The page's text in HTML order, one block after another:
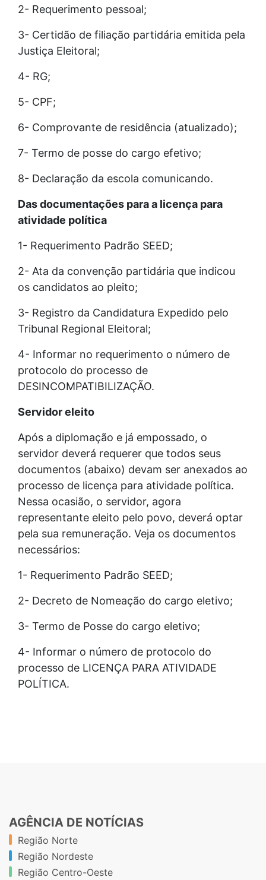
2- Requerimento pessoal;
3- Certidão de filiação partidária emitida pela
Justiça Eleitoral;
4- RG;
5- CPF;
6- Comprovante de residência (atualizado);
7- Termo de posse do cargo efetivo;
8- Declaração da escola comunicando.
Das documentações para a licença para
atividade política
1- Requerimento Padrão SEED;
2- Ata da convenção partidária que indicou
os candidatos ao pleito;
3- Registro da Candidatura Expedido pelo
Tribunal Regional Eleitoral;
4- Informar no requerimento o número de
protocolo do processo de
DESINCOMPATIBILIZAÇÃO.
Servidor eleito
Após a diplomação e já empossado, o
servidor deverá requerer que todos seus
documentos (abaixo) devam ser anexados ao
processo de licença para atividade política.
Nessa ocasião, o servidor, agora
representante eleito pelo povo, deverá optar
pela sua remuneração. Veja os documentos
necessários:
1- Requerimento Padrão SEED;
2- Decreto de Nomeação do cargo eletivo;
3- Termo de Posse do cargo eletivo;
4- Informar o número de protocolo do
processo de LICENÇA PARA ATIVIDADE
POLÍTICA.
AGÊNCIA DE NOTÍCIAS
Região Norte
Região Nordeste
Região Centro-Oeste